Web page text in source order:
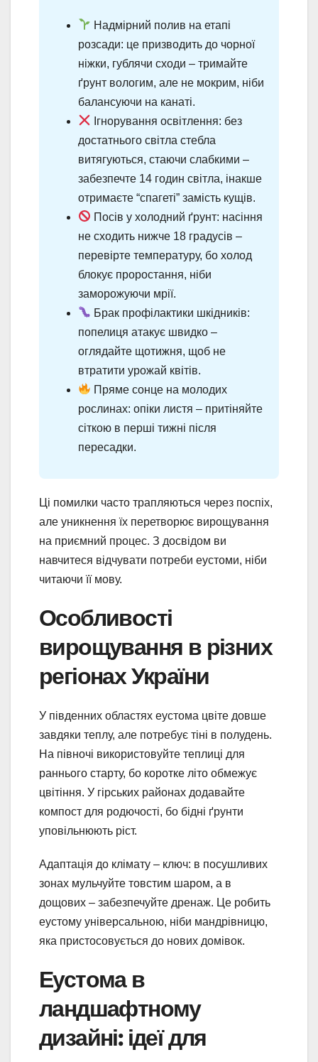
Надмірний полив на етапі
розсади: це призводить до чорної
ніжки, гублячи сходи – тримайте
ґрунт вологим, але не мокрим, ніби
балансуючи на канаті.
Ігнорування освітлення: без
достатнього світла стебла
витягуються, стаючи слабкими –
забезпечте 14 годин світла, інакше
отримаєте “спагеті” замість кущів.
Посів у холодний ґрунт: насіння
не сходить нижче 18 градусів –
перевірте температуру, бо холод
блокує проростання, ніби
заморожуючи мрії.
Брак профілактики шкідників:
попелиця атакує швидко –
оглядайте щотижня, щоб не
втратити урожай квітів.
Пряме сонце на молодих
рослинах: опіки листя – притіняйте
сіткою в перші тижні після
пересадки.
Ці помилки часто трапляються через поспіх,
але уникнення їх перетворює вирощування
на приємний процес. З досвідом ви
навчитеся відчувати потреби еустоми, ніби
читаючи її мову.
Особливості
вирощування в різних
регіонах України
У південних областях еустома цвіте довше
завдяки теплу, але потребує тіні в полудень.
На півночі використовуйте теплиці для
раннього старту, бо коротке літо обмежує
цвітіння. У гірських районах додавайте
компост для родючості, бо бідні ґрунти
уповільнюють ріст.
Адаптація до клімату – ключ: в посушливих
зонах мульчуйте товстим шаром, а в
дощових – забезпечуйте дренаж. Це робить
еустому універсальною, ніби мандрівницю,
яка пристосовується до нових домівок.
Еустома в
ландшафтному
дизайні: ідеї для